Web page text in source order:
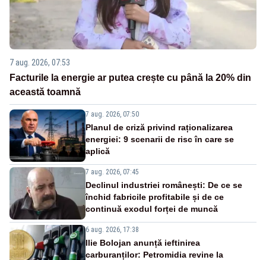
7 aug. 2026, 07:53
Facturile la energie ar putea crește cu până la 20% din
această toamnă
7 aug. 2026, 07:50
Planul de criză privind raționalizarea
energiei: 9 scenarii de risc în care se
aplică
7 aug. 2026, 07:45
Declinul industriei românești: De ce se
închid fabricile profitabile și de ce
continuă exodul forței de muncă
6 aug. 2026, 17:38
Ilie Bolojan anunță ieftinirea
carburanților: Petromidia revine la